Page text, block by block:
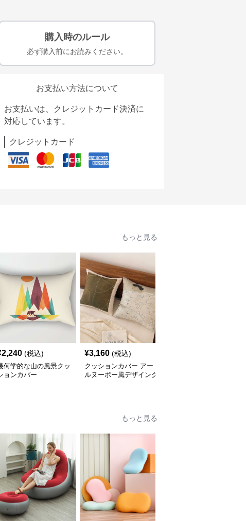
購入時のルール
必ず購入前にお読みください。
お支払い方法について
お支払いは、クレジットカード決済に
対応しています。
クレジットカード
もっと見る
2,240 (税込)
何学的な山の風景クッ
ョンカバー
¥3,160 (税込)
クッションカバー アー
ルヌーボー風デザインク
もっと見る